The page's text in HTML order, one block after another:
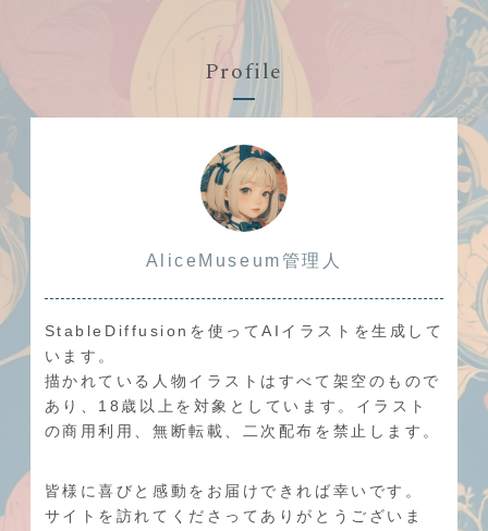
Profile
AliceMuseum管理人
StableDiffusionを使ってAIイラストを生成して
います。
描かれている人物イラストはすべて架空のもので
あり、18歳以上を対象としています。イラスト
の商用利用、無断転載、二次配布を禁止します。
皆様に喜びと感動をお届けできれば幸いです。
サイトを訪れてくださってありがとうございま